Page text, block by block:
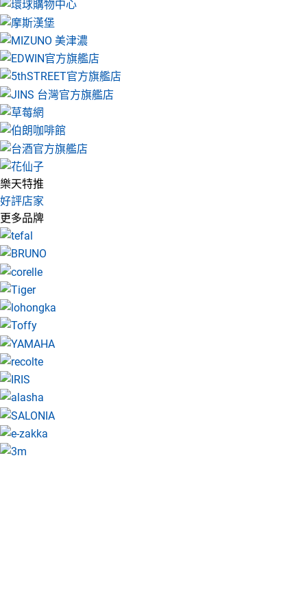
樂天特推
好評店家
更多品牌